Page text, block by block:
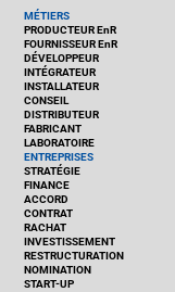
MÉTIERS
PRODUCTEUR EnR
FOURNISSEUR EnR
DÉVELOPPEUR
INTÉGRATEUR
INSTALLATEUR
CONSEIL
DISTRIBUTEUR
FABRICANT
LABORATOIRE
ENTREPRISES
STRATÉGIE
FINANCE
ACCORD
CONTRAT
RACHAT
INVESTISSEMENT
RESTRUCTURATION
NOMINATION
START-UP